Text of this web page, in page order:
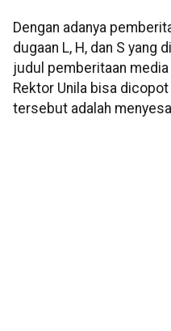
Dengan adanya
dugaan L, H, dan S yang
judul pemberitaan
Rektor Unila bisa dicopot
tersebut adalah